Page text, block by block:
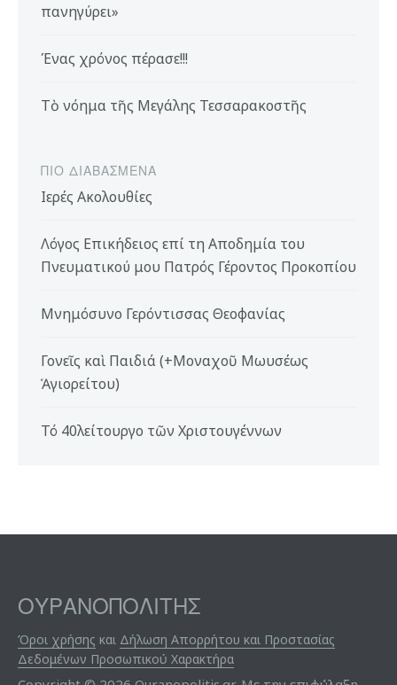
πανηγύρει»
Ένας χρόνος πέρασε!!!
Τὸ νόημα τῆς Μεγάλης Τεσσαρακοστῆς
ΠΙΟ ΔΙΑΒΑΣΜΈΝΑ
Ιερές Ακολουθίες
Λόγος Επικήδειος επί τη Αποδημία του
Πνευματικού μου Πατρός Γέροντος Προκοπίου
Μνημόσυνο Γερόντισσας Θεοφανίας
Γονεῖς καὶ Παιδιά (+Μοναχοῦ Μωυσέως
Ἁγιορείτου)
Τό 40λείτουργο τῶν Χριστουγέννων
ΟΥΡΑΝΟΠΟΛΙΤΗΣ
Όροι χρήσης και Δήλωση Απορρήτου και Προστασίας
Δεδομένων Προσωπικού Χαρακτήρα